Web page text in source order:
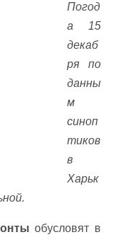
Погод
а 15
декаб
ря по
данны
м
синоп
тиков
в
Харьк
обусловят в